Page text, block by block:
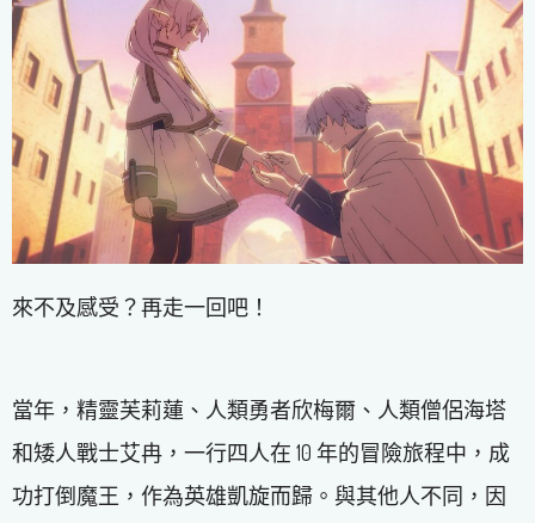
來不及感受？再走一回吧！
當年，精靈芙莉蓮、人類勇者欣梅爾、人類僧侶海塔
和矮人戰士艾冉，一行四人在 10 年的冒險旅程中，成
功打倒魔王，作為英雄凱旋而歸。與其他人不同，因